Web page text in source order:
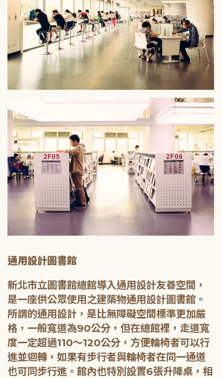
通用設計圖書館
新北市立圖書館總館導入通用設計友善空間，
是一座供公眾使用之建築物通用設計圖書館。
所謂的通用設計，是比無障礙空間標準更加嚴
格，一般寬道為90公分，但在總館裡，走道寬
度一定超過110～120公分，方便輪椅者可以行
進並迴轉，如果有步行者與輪椅者在同一通道
也可同步行進。館內也特別設置6張升降桌，相